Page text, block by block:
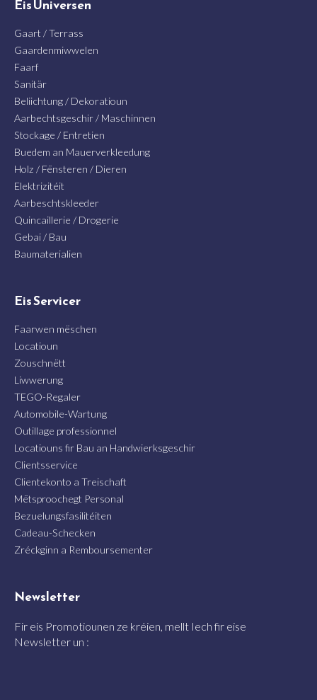
Eis Universen
Gaart / Terrass
Gaardenmiwwelen
Faarf
Sanitär
Beliichtung / Dekoratioun
Aarbechtsgeschir / Maschinnen
Stockage / Entretien
Buedem an Mauerverkleedung
Holz / Fënsteren / Dieren
Elektrizitéit
Aarbeschtskleeder
Quincaillerie / Drogerie
Gebai / Bau
Baumaterialien
Eis Servicer
Faarwen mëschen
Locatioun
Zouschnëtt
Liwwerung
TEGO-Regaler
Automobile-Wartung
Outillage professionnel
Locatiouns fir Bau an Handwierksgeschir
Clientsservice
Clientekonto a Treischaft
Mëtsproochegt Personal
Bezuelungsfasilitéiten
Cadeau-Schecken
Zréckginn a Remboursementer
Newsletter
Fir eis Promotiounen ze kréien, mellt Iech fir eise
Newsletter un :